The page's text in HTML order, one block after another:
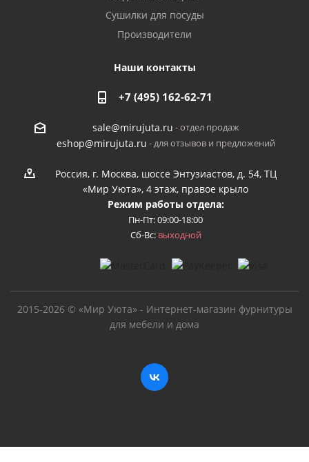
Сушилки для посуды
Производители
Наши контакты
+7 (495) 162-62-71
sale@mirujuta.ru - отдел продаж
eshop@mirujuta.ru - для отзывов и предложений
Россия, г. Москва, шоссе Энтузиастов, д. 54, ТЦ
«Мир Уюта», 4 этаж, правое крыло
Режим работы отдела:
Пн-Пт: 09:00-18:00
Сб-Вс: выходной
2015-2026 © «Мир Уюта» - Интернет-магазин фурнитуры
для мебели и дома